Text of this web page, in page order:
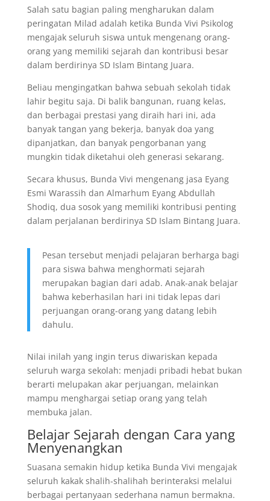
Salah satu bagian paling mengharukan dalam
peringatan Milad adalah ketika Bunda Vivi Psikolog
mengajak seluruh siswa untuk mengenang orang-
orang yang memiliki sejarah dan kontribusi besar
dalam berdirinya SD Islam Bintang Juara.
Beliau mengingatkan bahwa sebuah sekolah tidak
lahir begitu saja. Di balik bangunan, ruang kelas,
dan berbagai prestasi yang diraih hari ini, ada
banyak tangan yang bekerja, banyak doa yang
dipanjatkan, dan banyak pengorbanan yang
mungkin tidak diketahui oleh generasi sekarang.
Secara khusus, Bunda Vivi mengenang jasa Eyang
Esmi Warassih dan Almarhum Eyang Abdullah
Shodiq, dua sosok yang memiliki kontribusi penting
dalam perjalanan berdirinya SD Islam Bintang Juara.
Pesan tersebut menjadi pelajaran berharga bagi
para siswa bahwa menghormati sejarah
merupakan bagian dari adab. Anak-anak belajar
bahwa keberhasilan hari ini tidak lepas dari
perjuangan orang-orang yang datang lebih
dahulu.
Nilai inilah yang ingin terus diwariskan kepada
seluruh warga sekolah: menjadi pribadi hebat bukan
berarti melupakan akar perjuangan, melainkan
mampu menghargai setiap orang yang telah
membuka jalan.
Belajar Sejarah dengan Cara yang
Menyenangkan
Suasana semakin hidup ketika Bunda Vivi mengajak
seluruh kakak shalih-shalihah berinteraksi melalui
berbagai pertanyaan sederhana namun bermakna.